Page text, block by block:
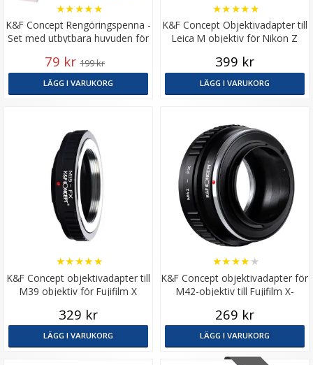
K&F Concept Rengöringspenna -
Set med utbytbara huvuden för
★★★★★
79 kr 199 kr
LÄGG I VARUKORG
K&F Concept Objektivadapter till
Leica M objektiv för Nikon Z
★★★★★
399 kr
LÄGG I VARUKORG
K&F Concept objektivadapter till
M39 objektiv för Fujifilm X
★★★★★
329 kr
LÄGG I VARUKORG
K&F Concept objektivadapter för
M42-objektiv till Fujifilm X-
★★★★ ★
269 kr
LÄGG I VARUKORG